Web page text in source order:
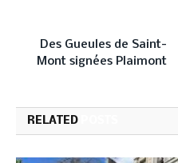
Des Gueules de Saint-
Mont signées Plaimont
RELATED